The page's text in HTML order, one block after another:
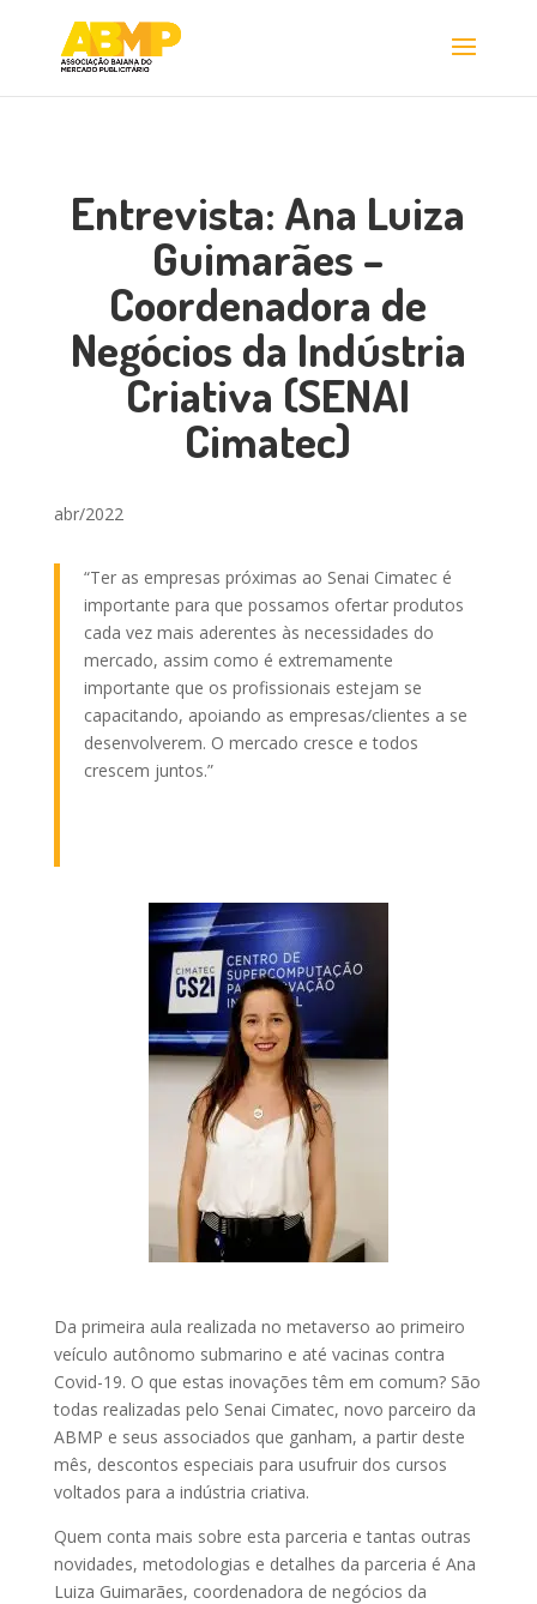
Entrevista: Ana Luiza
Guimarães –
Coordenadora de
Negócios da Indústria
Criativa (SENAI
Cimatec)
abr/2022
“Ter as empresas próximas ao Senai Cimatec é
importante para que possamos ofertar produtos
cada vez mais aderentes às necessidades do
mercado, assim como é extremamente
importante que os profissionais estejam se
capacitando, apoiando as empresas/clientes a se
desenvolverem. O mercado cresce e todos
crescem juntos.”
Da primeira aula realizada no metaverso ao primeiro
veículo autônomo submarino e até vacinas contra
Covid-19. O que estas inovações têm em comum? São
todas realizadas pelo Senai Cimatec, novo parceiro da
ABMP e seus associados que ganham, a partir deste
mês, descontos especiais para usufruir dos cursos
voltados para a indústria criativa.
Quem conta mais sobre esta parceria e tantas outras
novidades, metodologias e detalhes da parceria é Ana
Luiza Guimarães, coordenadora de negócios da